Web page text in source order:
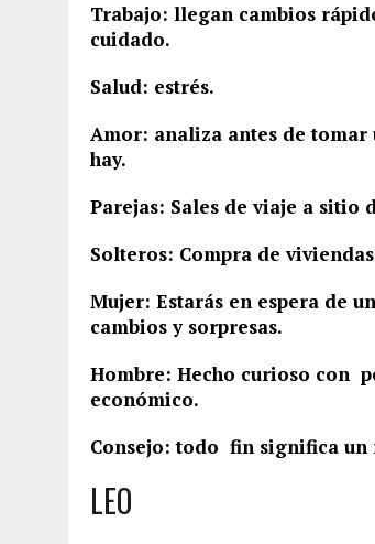
Trabajo: llegan cambios
cuidado.
Salud: estrés.
Amor: analiza antes de tomar
hay.
Parejas: Sales de viaje a sitio
Solteros: Compra de
Mujer: Estarás en espera de
cambios y sorpresas.
Hombre: Hecho curioso con
económico.
Consejo: todo fin significa un
LEO